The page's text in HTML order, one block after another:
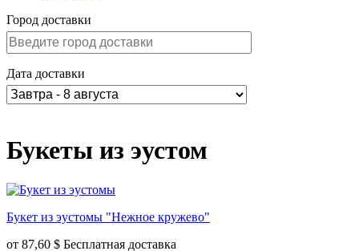
Город доставки
Дата доставки
Букеты из эустом
Букет из эустомы "Нежное кружево"
от 87,60 $